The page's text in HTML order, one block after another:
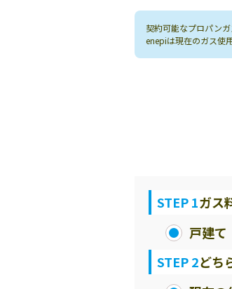
契約可能なプロパン
enepiは現在のガス使
STEP 1ガス
戸建て
STEP 2どち